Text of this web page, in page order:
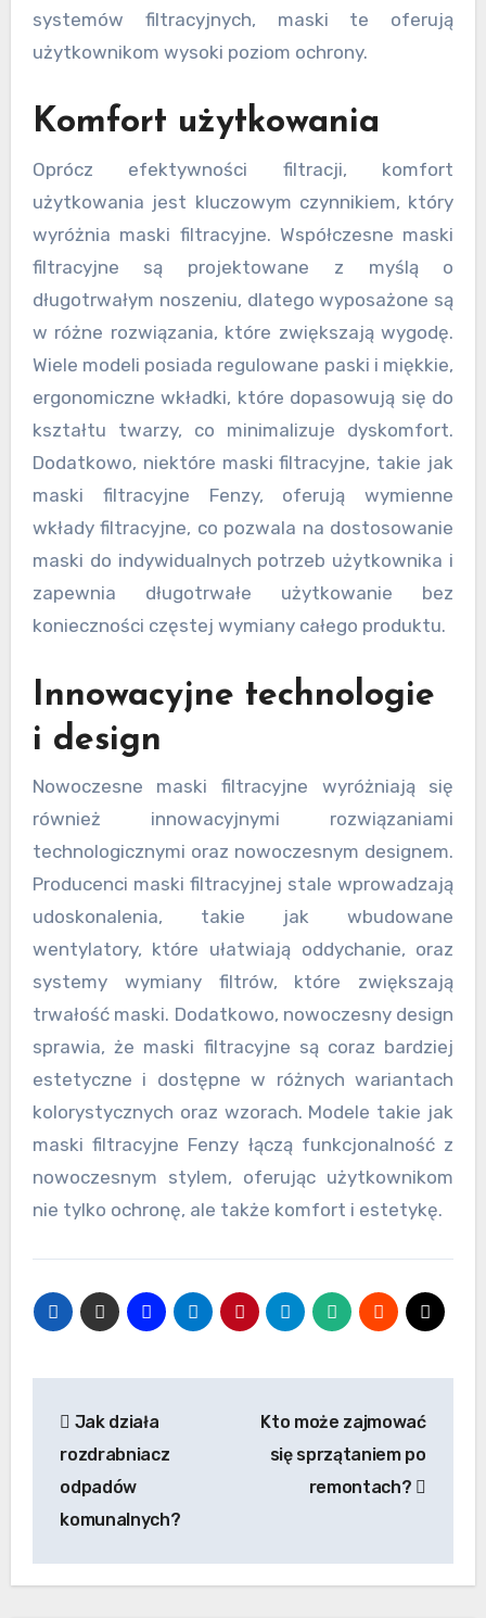
systemów filtracyjnych, maski te oferują
użytkownikom wysoki poziom ochrony.
Komfort użytkowania
Oprócz efektywności filtracji, komfort
użytkowania jest kluczowym czynnikiem, który
wyróżnia maski filtracyjne. Współczesne maski
filtracyjne są projektowane z myślą o
długotrwałym noszeniu, dlatego wyposażone są
w różne rozwiązania, które zwiększają wygodę.
Wiele modeli posiada regulowane paski i miękkie,
ergonomiczne wkładki, które dopasowują się do
kształtu twarzy, co minimalizuje dyskomfort.
Dodatkowo, niektóre maski filtracyjne, takie jak
maski filtracyjne Fenzy, oferują wymienne
wkłady filtracyjne, co pozwala na dostosowanie
maski do indywidualnych potrzeb użytkownika i
zapewnia długotrwałe użytkowanie bez
konieczności częstej wymiany całego produktu.
Innowacyjne technologie
i design
Nowoczesne maski filtracyjne wyróżniają się
również innowacyjnymi rozwiązaniami
technologicznymi oraz nowoczesnym designem.
Producenci maski filtracyjnej stale wprowadzają
udoskonalenia, takie jak wbudowane
wentylatory, które ułatwiają oddychanie, oraz
systemy wymiany filtrów, które zwiększają
trwałość maski. Dodatkowo, nowoczesny design
sprawia, że maski filtracyjne są coraz bardziej
estetyczne i dostępne w różnych wariantach
kolorystycznych oraz wzorach. Modele takie jak
maski filtracyjne Fenzy łączą funkcjonalność z
nowoczesnym stylem, oferując użytkownikom
nie tylko ochronę, ale także komfort i estetykę.
wpisu
Jak działa
rozdrabniacz
odpadów
komunalnych?
Kto może zajmować
się sprzątaniem po
remontach?